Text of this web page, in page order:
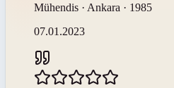
Mühendis · Ankara · 1985
07.01.2023